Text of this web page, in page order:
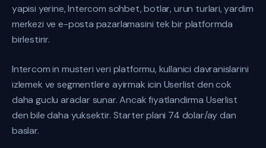
yapisi yerine, Intercom sohbet, botlar, urun turlari, yardim
merkezi ve e-posta pazarlamasini tek bir platformda
birlestirir.
Intercom in musteri veri platformu, kullanici davranislarini
izlemek ve segmentlere ayirmak icin Userlist den cok
daha guclu araclar sunar. Ancak fiyatlandirma Userlist
den bile daha yuksektir. Starter plani 74 dolar/ay dan
baslar.